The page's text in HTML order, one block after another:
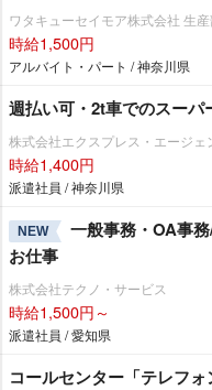
ワタキューセイモア株式会社 生産
時給1,500円
アルバイト・パート / 神奈川県
週払い可・2t車でのスー
株式会社エクスプレス・エージェ
時給1,400円
派遣社員 / 神奈川県
NEW
一般事務・OA事
お仕事
株式会社テクノ・サービス
時給1,500円～
派遣社員 / 愛知県
コールセンター「テレフ